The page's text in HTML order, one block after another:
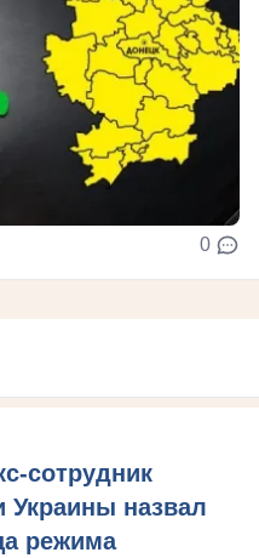
0
сотрудник
Украины назвал
режима